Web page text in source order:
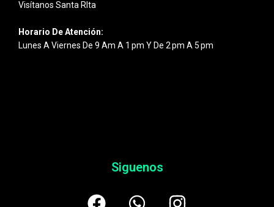
Visítanos Santa RIta
Horario De Atención:
Lunes A Viernes De 9 Am A 1 Pm Y De 2 Pm A 5 Pm
Siguenos